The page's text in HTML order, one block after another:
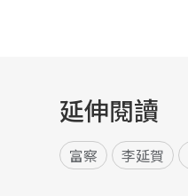
延伸閱讀
富察 李延賀